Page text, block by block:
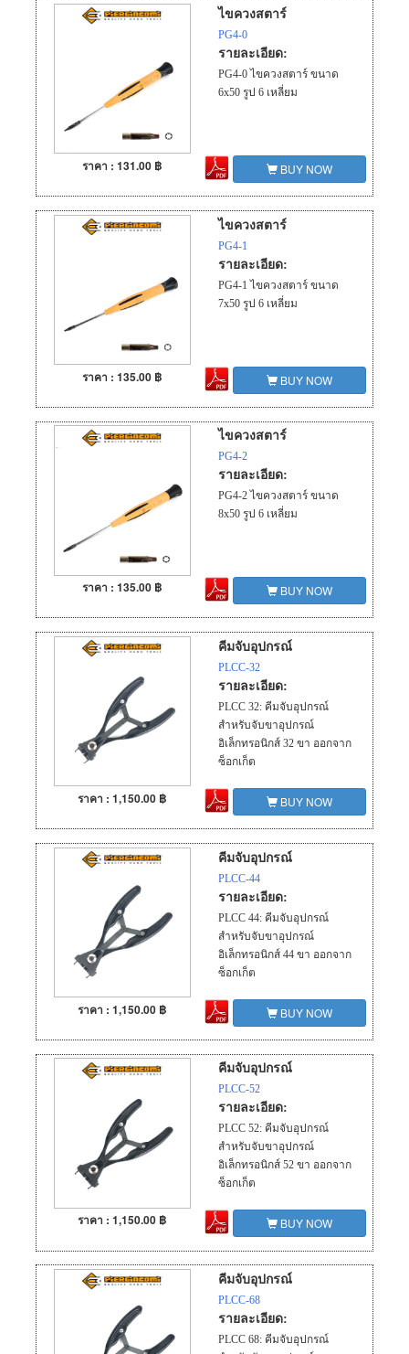
ไขควงสตาร์
PG4-0
รายละเอียด:
PG4-0 ไขควงสตาร์ ขนาด
6x50 รูป 6 เหลี่ยม
ราคา : 131.00 ฿ BUY NOW
ไขควงสตาร์
PG4-1
รายละเอียด:
PG4-1 ไขควงสตาร์ ขนาด
7x50 รูป 6 เหลี่ยม
ราคา : 135.00 ฿ BUY NOW
ไขควงสตาร์
PG4-2
รายละเอียด:
PG4-2 ไขควงสตาร์ ขนาด
8x50 รูป 6 เหลี่ยม
ราคา : 135.00 ฿ BUY NOW
คีมจับอุปกรณ์
PLCC-32
รายละเอียด:
PLCC 32: คีมจับอุปกรณ์
สำหรับจับขาอุปกรณ์
อิเล็กทรอนิกส์ 32 ขา ออกจาก
ซ็อกเก็ต
ราคา : 1,150.00 ฿ BUY NOW
คีมจับอุปกรณ์
PLCC-44
รายละเอียด:
PLCC 44: คีมจับอุปกรณ์
สำหรับจับขาอุปกรณ์
อิเล็กทรอนิกส์ 44 ขา ออกจาก
ซ็อกเก็ต
ราคา : 1,150.00 ฿ BUY NOW
คีมจับอุปกรณ์
PLCC-52
รายละเอียด:
PLCC 52: คีมจับอุปกรณ์
สำหรับจับขาอุปกรณ์
อิเล็กทรอนิกส์ 52 ขา ออกจาก
ซ็อกเก็ต
ราคา : 1,150.00 ฿ BUY NOW
คีมจับอุปกรณ์
PLCC-68
รายละเอียด:
PLCC 68: คีมจับอุปกรณ์